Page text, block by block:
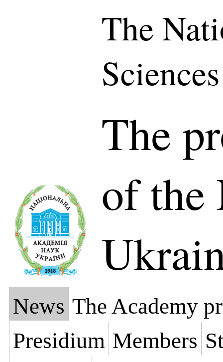
The
The
of the
News The Academy
Presidium Members